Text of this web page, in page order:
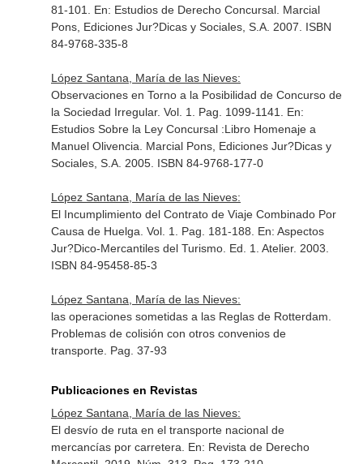
81-101. En: Estudios de Derecho Concursal. Marcial
Pons, Ediciones Jur?Dicas y Sociales, S.A. 2007. ISBN
84-9768-335-8
López Santana, María de las Nieves:
Observaciones en Torno a la Posibilidad de Concurso de
la Sociedad Irregular. Vol. 1. Pag. 1099-1141. En:
Estudios Sobre la Ley Concursal :Libro Homenaje a
Manuel Olivencia . Marcial Pons, Ediciones Jur?Dicas y
Sociales, S.A. 2005. ISBN 84-9768-177-0
López Santana, María de las Nieves:
El Incumplimiento del Contrato de Viaje Combinado Por
Causa de Huelga. Vol. 1. Pag. 181-188. En: Aspectos
Jur?Dico-Mercantiles del Turismo. Ed. 1. Atelier. 2003.
ISBN 84-95458-85-3
López Santana, María de las Nieves:
las operaciones sometidas a las Reglas de Rotterdam.
Problemas de colisión con otros convenios de
transporte. Pag. 37-93
Publicaciones en Revistas
López Santana, María de las Nieves:
El desvío de ruta en el transporte nacional de
mercancías por carretera. En: Revista de Derecho